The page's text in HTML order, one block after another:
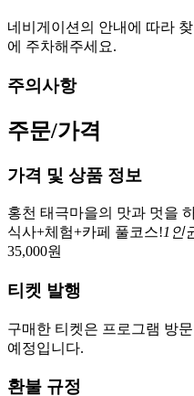
네비게이션의 안내에 따라
에 주차해주세요.
주의사항
주문/가격
가격 및 상품 정보
홍천 태극마을의 맛과 멋을
식사+체험+카페 풀코스!1인
35,000원
티켓 발행
구매한 티켓은 프로그램 방
예정입니다.
환불 규정